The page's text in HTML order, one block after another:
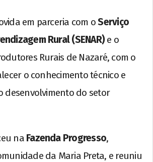
em parceria com oServiço
Rural (SENAR) e o
Rurais de Nazaré, com o
o conhecimento técnico e
desenvolvimento do setor
na Fazenda Progresso,
da Maria Preta, e reuniu